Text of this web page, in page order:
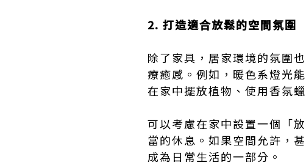
2. 打造適合放鬆的空間氛圍
除了家具，居家環境的氛圍
療癒感。例如，暖色系燈光
在家中擺放植物、使用香氛
可以考慮在家中設置一個「
當的休息。如果空間允許，
成為日常生活的一部分。